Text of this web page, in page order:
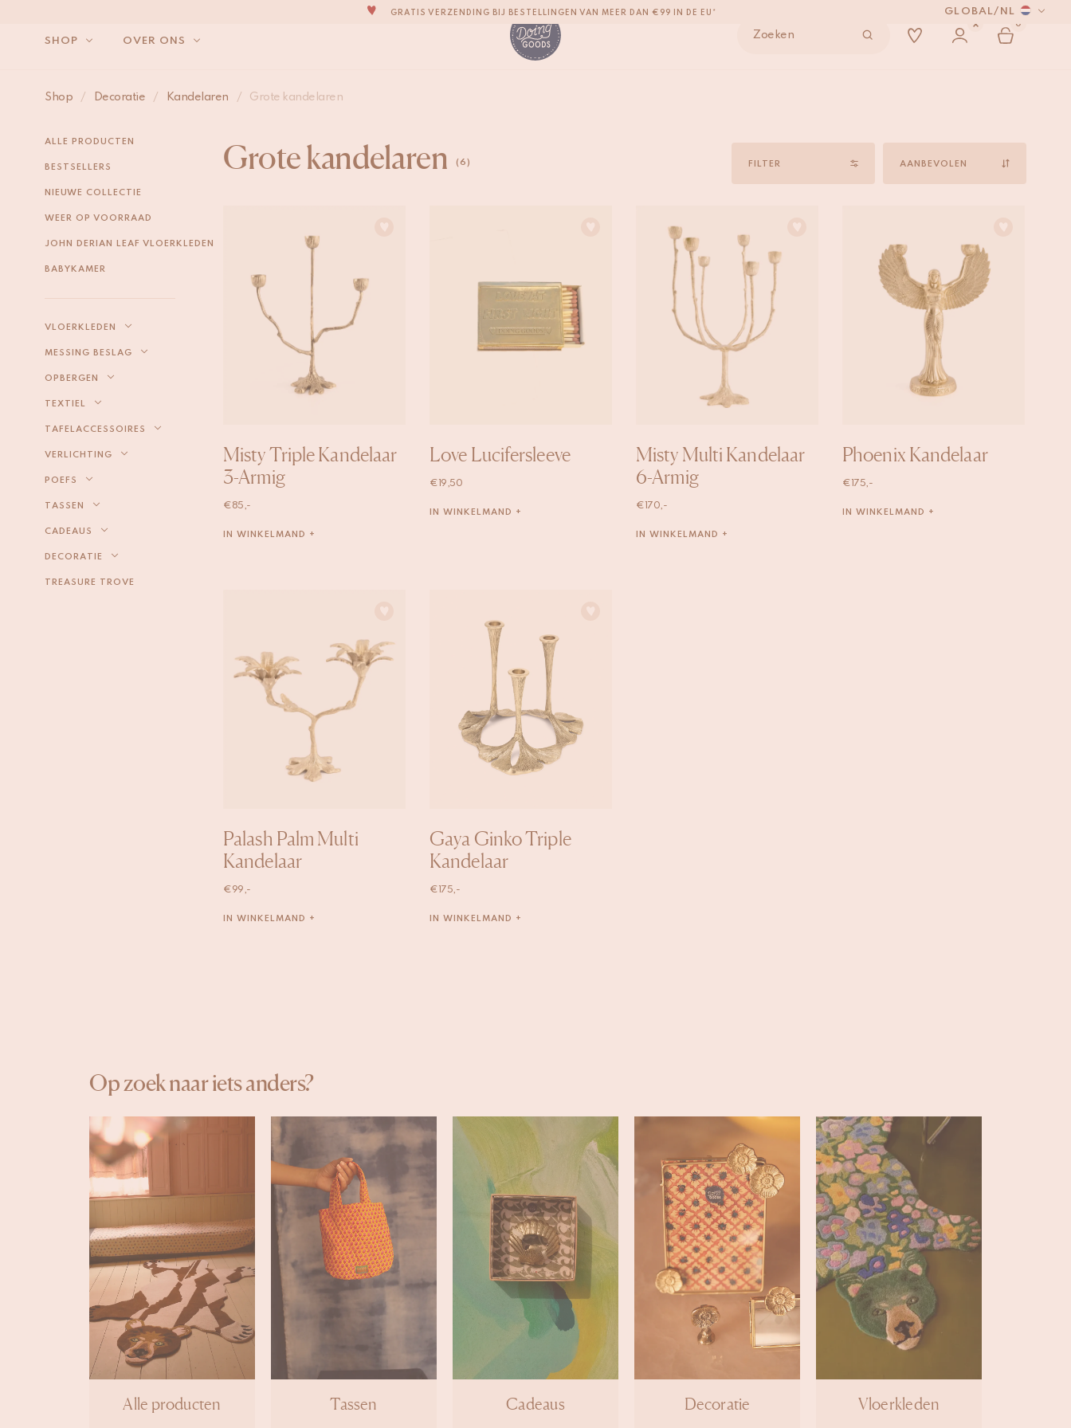
GLOBAL/ NL
GRATIS VERZENDING BIJ BESTELLINGEN VAN MEER DAN €99 IN DE EU*
EEN SCHATKIST VOL IMPERFECTE EN LEUKE WOONACCESSOIRES
WE STREVEN ERNAAR JE ITEMS BINNEN 1 TOT 2 WERKDAGEN TE VERZENDEN
GRATIS VERZENDING BIJ BESTELLINGEN VAN MEER DAN €99 IN DE EU*
SHOP OVER ONS
Zoeken
0
Shop / Decoratie / Kandelaren / Grote kandelaren
ALLE PRODUCTEN
BESTSELLERS
NIEUWE COLLECTIE
WEER OP VOORRAAD
JOHN DERIAN LEAF VLOERKLEDEN
BABYKAMER
VLOERKLEDEN
MESSING BESLAG
OPBERGEN
TEXTIEL
TAFELACCESSOIRES
VERLICHTING
POEFS
TASSEN
CADEAUS
DECORATIE
TREASURE TROVE
Grote kandelaren (6) FILTER
Misty Triple Kandelaar
3-Armig
€85,-
IN WINKELMAND +
Love Lucifersleeve
€ 19,50
IN WINKELMAND +
Misty Multi Kandelaar
6-Armig
€ 170,-
IN WINKELMAND +
Phoenix Kandelaar
€ 175,-
IN WINKELMAND +
Palash Palm Multi
Kandelaar
€99,-
IN WINKELMAND +
Gaya Ginko Triple
Kandelaar
€ 175,-
IN WINKELMAND +
Op zoek naar iets anders?
Alle producten Tassen Cadeaus Decoratie Vloerkleden